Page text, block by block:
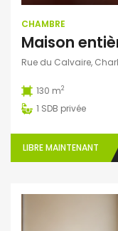
CHAMBRE
Maison
Rue du Calvaire,
130 m2
1 SDB privée
LIBRE MAINTENANT